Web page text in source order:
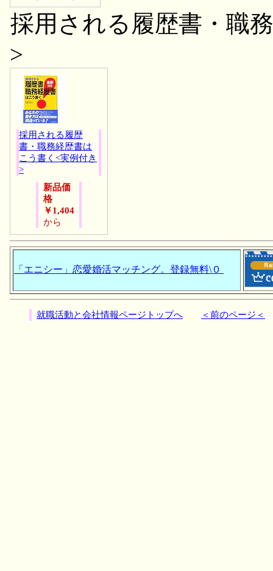
採用される履歴書・職
>
採用される履歴
書・職務経歴書は
こう書く<実例付き
>
新品価
格
￥1,404
から
「エニシー」恋愛婚活マッチング。登録無料\０
就職活動と会社情報ページトップへ ＜前のページ＜